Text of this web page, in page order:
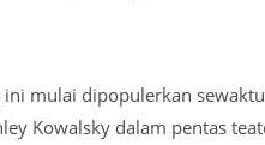
ini mulai dipopulerkan
Kowalsky dalam pentas